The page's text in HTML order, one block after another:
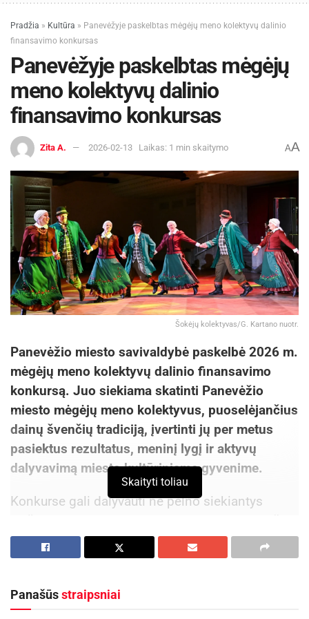
Pradžia » Kultūra » Panevėžyje paskelbtas mėgėjų meno kolektyvų dalinio
finansavimo konkursas
Panevėžyje paskelbtas mėgėjų
meno kolektyvų dalinio
finansavimo konkursas
Zita A. 2026-02-13 Laikas: 1 min skaitymo AA
Šokėjų kolektyvas/G. Kartano nuotr.
Panevėžio miesto savivaldybė paskelbė 2026 m.
mėgėjų meno kolektyvų dalinio finansavimo
konkursą. Juo siekiama skatinti Panevėžio
miesto mėgėjų meno kolektyvus, puoselėjančius
dainų švenčių tradiciją, įvertinti jų per metus
pasiektus rezultatus, meninį lygį ir aktyvų
dalyvavimą miesto kultūriniame gyvenime.
Konkurse gali dalyvauti ne pelno siekiantys
viešieji juridiniai asmenys, registruoti Panevėžio
miesto savivaldybės teritorijoje ir turintys
suaugusiųjų mėgėjų meno kolektyvą, veikiantį ne
ne žemesnę kaip III kategoriją, patvirtintą
Skaityti toliau
Panašūsstraipsniai